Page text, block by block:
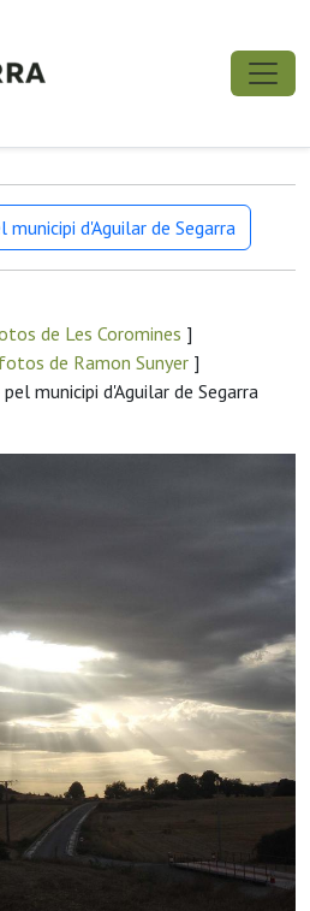
d'Aguilar de Segarra
de Les Coromines ]
de Ramon Sunyer ]
municipi d'Aguilar de Segarra